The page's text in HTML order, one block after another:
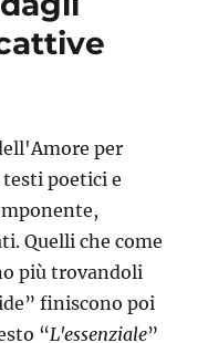
per
poetici e
Quelli che come
più trovandoli
finiscono poi
“L'essenziale”